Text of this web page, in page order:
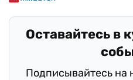
Оставайтесь в
Подписывайтесь на